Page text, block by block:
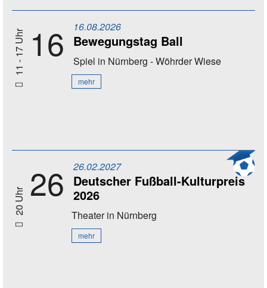
11 - 17 Uhr 16 16.08.2026
Bewegungstag Ball
Spiel in Nürnberg - Wöhrder Wiese
mehr
20 Uhr 26 26.02.2027
Deutscher Fußball-Kulturpreis
2026
Theaterin Nürnberg
mehr